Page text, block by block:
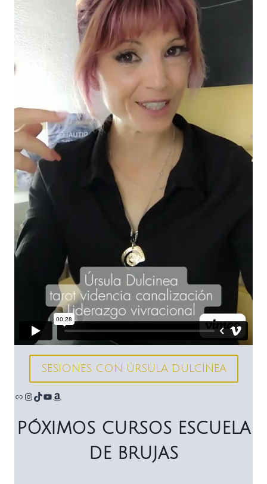
SESIONES CON ÚRSULA DULCINEA
Enlace
Instagram
TikTok
YouTube
Amazon
PÓXIMOS CURSOS ESCUELA
DE BRUJAS